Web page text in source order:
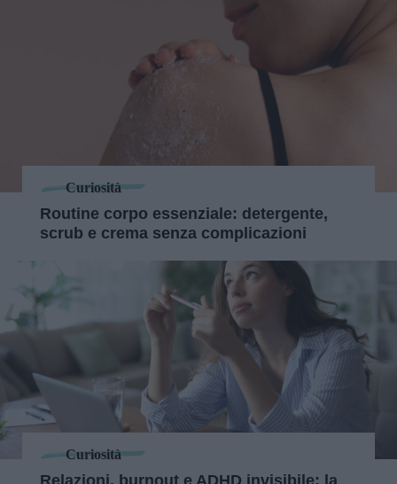
Curiosità
Routine corpo essenziale: detergente,
scrub e crema senza complicazioni
Curiosità
Relazioni, burnout e ADHD invisibile: la